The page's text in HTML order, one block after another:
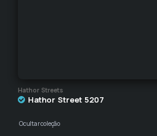
Hathor Streets
Hathor Street 5207
Ocultar coleção